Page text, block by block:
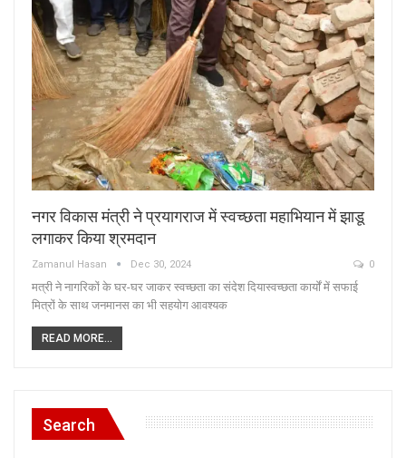
नगर विकास मंत्री ने प्रयागराज में स्वच्छता महाभियान में झाडू
लगाकर किया श्रमदान
Zamanul Hasan Dec 30, 2024 0
मत्री ने नागरिकों के घर-घर जाकर स्वच्छता का संदेश दियास्वच्छता कार्यों में सफाई
मित्रों के साथ जनमानस का भी सहयोग आवश्यक
READ MORE...
Search